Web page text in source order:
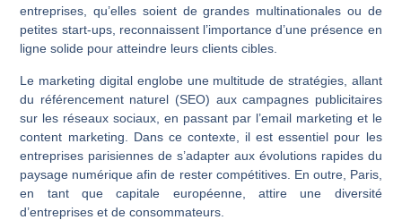
entreprises, qu’elles soient de grandes multinationales ou de
petites start-ups, reconnaissent l’importance d’une présence en
ligne solide pour atteindre leurs clients cibles.
Le marketing digital englobe une multitude de stratégies, allant
du référencement naturel (SEO) aux campagnes publicitaires
sur les réseaux sociaux, en passant par l’email marketing et le
content marketing. Dans ce contexte, il est essentiel pour les
entreprises parisiennes de s’adapter aux évolutions rapides du
paysage numérique afin de rester compétitives. En outre, Paris,
en tant que capitale européenne, attire une diversité
d’entreprises et de consommateurs.